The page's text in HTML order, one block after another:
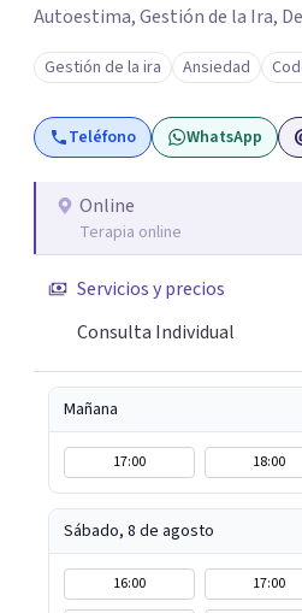
Autoestima, Gestión de la Ira,
Crianza, Codependencia, Celos,
más de 12 años de experiencia
mental y he trabajado en
niños, Adolescentes y Adultos
Gestión de la ira Ansiedad
Teléfono WhatsApp
Online
Terapia online
Servicios y precios
Consulta Individual
Mañana
17:00 18:00
Sábado, 8 de agosto
16:00 17:00